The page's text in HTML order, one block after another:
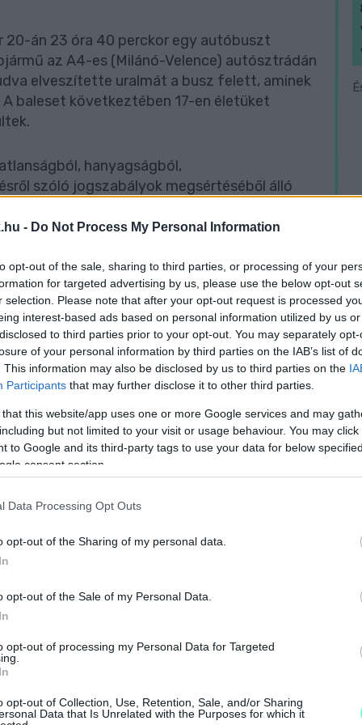
- Do Not Process My Personal Information
opt-out of the sale, sharing to third parties, or processing of your
for targeted advertising by us, please use the below opt-out
selection. Please note that after your opt-out request is processed
interest-based ads based on personal information utilized by us
to third parties prior to your opt-out. You may separately
of your personal information by third parties on the IAB’s list of
This information may also be disclosed by us to third parties on the
Participants that may further disclose it to other third parties.
that this website/app uses one or more Google services and may
but not limited to your visit or usage behaviour. You may
to Google and its third-party tags to use your data for below
consent section.
Data Processing Opt Outs
opt-out of the Sharing of my personal data.
opt-out of the Sale of my Personal Data.
opt-out of processing my Personal Data for Targeted
opt-out of Collection, Use, Retention, Sale, and/or Sharing
Data that Is Unrelated with the Purposes for which it
20-án 23 óra 40 perckor egy autóbuszt
az A4-es (Milánó-Velence) autósztrádán
elveszítette uralmát a busz felett, aminek
baleset következtében 17-en életüket
hanyagságból,
szóló jogszabályok megsértéséből álló
ezért a bíróság jelen eljárásában az
írtak szerint járt el.
a jogerős tagállami ítélet
a büntetés végrehajtásának átvételét
indítvány teljesítését nem ellenezte. A
az elkövetésekor hatályos büntető törvényt
cselekményét halálos
magatartásával megvalósította a magyar
baleset okozásának vétségét, amelynek
6 év tartamú szabadságvesztést a
ítélte és megállapította,
bíróság rendelkezett a feltételes
töltött idő beszámításáról, valamint az eljárás